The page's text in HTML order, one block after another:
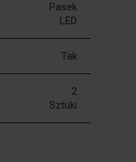
Pasek
LED
Tak
2
Sztuki